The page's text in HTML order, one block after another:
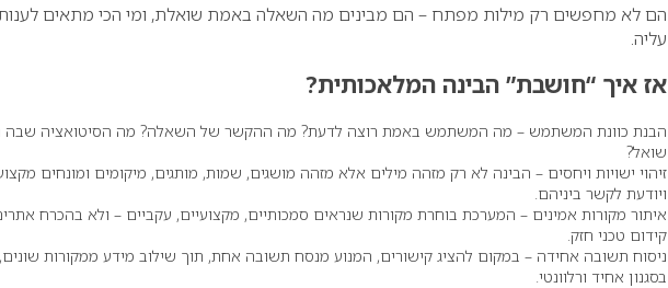
הם לא מחפשים רק מילות מפתח – הם מבינים מה השאלה באמת שואלת, ומי הכי מתאים
עליה.
אז איך “חושבת” הבינה המלאכותית?
הבנת כוונת המשתמש – מה המשתמש באמת רוצה לדעת? מה ההקשר של השאלה? מה הסיטואציה שבה
שואל?
זיהוי ישויות ויחסים – הבינה לא רק מזהה מילים אלא מזהה מושגים, שמות, מותגים, מיקומים ומונחים
ויודעת לקשר ביניהם.
איתור מקורות אמינים – המערכת בוחרת מקורות שנראים סמכותיים, מקצועיים, עקביים – ולא בהכרח
קידום טכני חזק.
ניסוח תשובה אחידה – במקום להציג קישורים, המנוע מנסח תשובה אחת, תוך שילוב מידע ממקורות שונים,
בסגנון אחיד ורלוונטי.